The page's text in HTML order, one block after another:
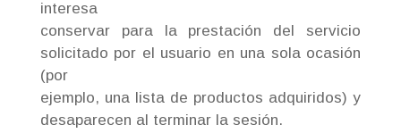
interesa
conservar para la prestación del servicio
solicitado por el usuario en una sola ocasión
(por
ejemplo, una lista de productos adquiridos) y
desaparecen al terminar la sesión.